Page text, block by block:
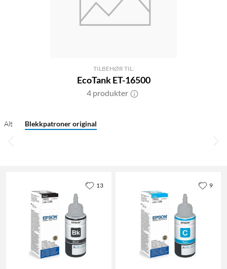
TILBEHØR TIL:
EcoTank ET-16500
4 produkter
Alt Blekkpatroner original
13 9